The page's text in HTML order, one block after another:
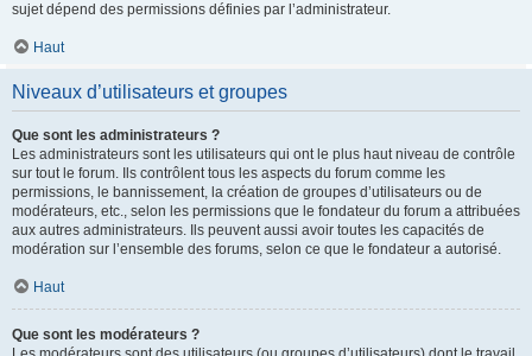
sujet dépend des permissions définies par l’administrateur.
Haut
Niveaux d’utilisateurs et groupes
Que sont les administrateurs ?
Les administrateurs sont les utilisateurs qui ont le plus haut niveau de contrôle
sur tout le forum. Ils contrôlent tous les aspects du forum comme les
permissions, le bannissement, la création de groupes d’utilisateurs ou de
modérateurs, etc., selon les permissions que le fondateur du forum a attribuées
aux autres administrateurs. Ils peuvent aussi avoir toutes les capacités de
modération sur l’ensemble des forums, selon ce que le fondateur a autorisé.
Haut
Que sont les modérateurs ?